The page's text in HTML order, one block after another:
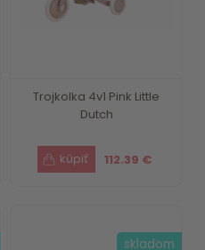
Trojkolka 4v1 Pink Little
Dutch
112.39 €
skladom